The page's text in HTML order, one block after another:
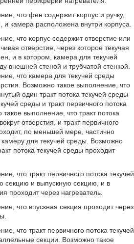
что фен содержит корпус и ручку,
камера расположена внутри корпуса.
что корпус содержит отверстие или
отверстие, через которое текучая
и в котором, камера для текучей
внешней стеной и трубчатой стенкой.
что камера для текучей среды
Возможно такое выполнение, что
один тракт потока текучей среды
среды и тракт первичного потока
выполнение, что тракт потока
отверстия, и тракт первичного
по меньшей мере, частично
камеру для текучей среды. Возможно
потока текучей среды проходит
что тракт первичного потока текучей
секцию и выпускную секцию, и в
проходит через нагреватель.
что впускная секция проходит через
что тракт первичного потока текучей
секции. Возможно такое